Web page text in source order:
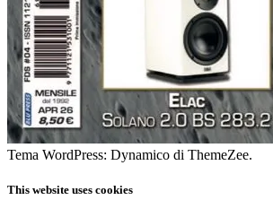
Tema WordPress: Dynamico di ThemeZee.
This website uses cookies